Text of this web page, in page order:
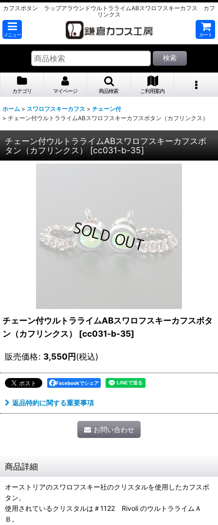
カフスボタン ラップアラウンドウルトラライムABスワロフスキーカフス カフ
リンクス
メニュー カート
検索
カテゴリ マイページ 商品検索 ご利用案内
ホーム > スワロフスキーカフス > チェーン付
> チェーン付ウルトラライムABスワロフスキーカフスボタン（カフリンクス）
チェーン付ウルトラライムABスワロフスキーカフスボ
タン（カフリンクス）
[cc031-b-35]
チェーン付ウルトラライムABスワロフスキーカフスボタ
ン（カフリンクス）
[cc031-b-35]
販売価格: 3,550円(税込)
Facebookでシェア
返品特約に関する重要事項
お問い合わせ
商品詳細
オーストリアのスワロフスキー社のクリスタルを使用したカフスボ
タン。
使用されているクリスタルは＃1122 Rivoli のウルトラライムＡ
Ｂ。